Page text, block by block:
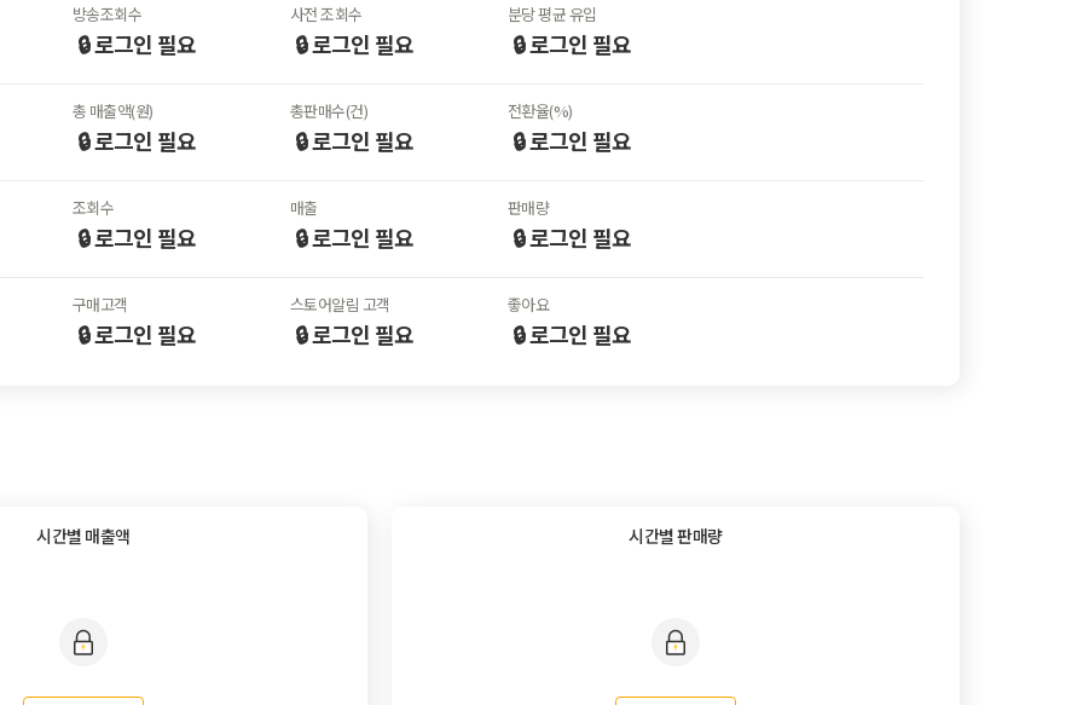
방송조회수
🔒 로그인 필요
사전 조회수
🔒 로그인 필요
분당 평균 유입
🔒 로그인 필요
총 매출액(원)
🔒 로그인 필요
총판매수(건)
🔒 로그인 필요
전환율(%)
🔒 로그인 필요
조회수
🔒 로그인 필요
매출
🔒 로그인 필요
판매량
🔒 로그인 필요
구매고객
🔒 로그인 필요
스토어알림 고객
🔒 로그인 필요
좋아요
🔒 로그인 필요
시간별 매출액 시간별 판매량